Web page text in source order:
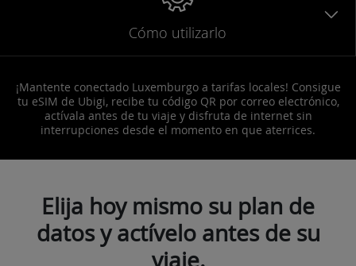
Cómo utilizarlo
¡Mantente conectado Luxemburgo a tarifas locales! Consigue
tu eSIM de Ubigi, recibe tu código QR por correo electrónico,
actívala antes de tu viaje y disfruta de internet sin
interrupciones desde el momento en que aterrices.
Elija hoy mismo su plan de
datos y actívelo antes de su
viaje.